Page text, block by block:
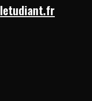
letudiant.fr